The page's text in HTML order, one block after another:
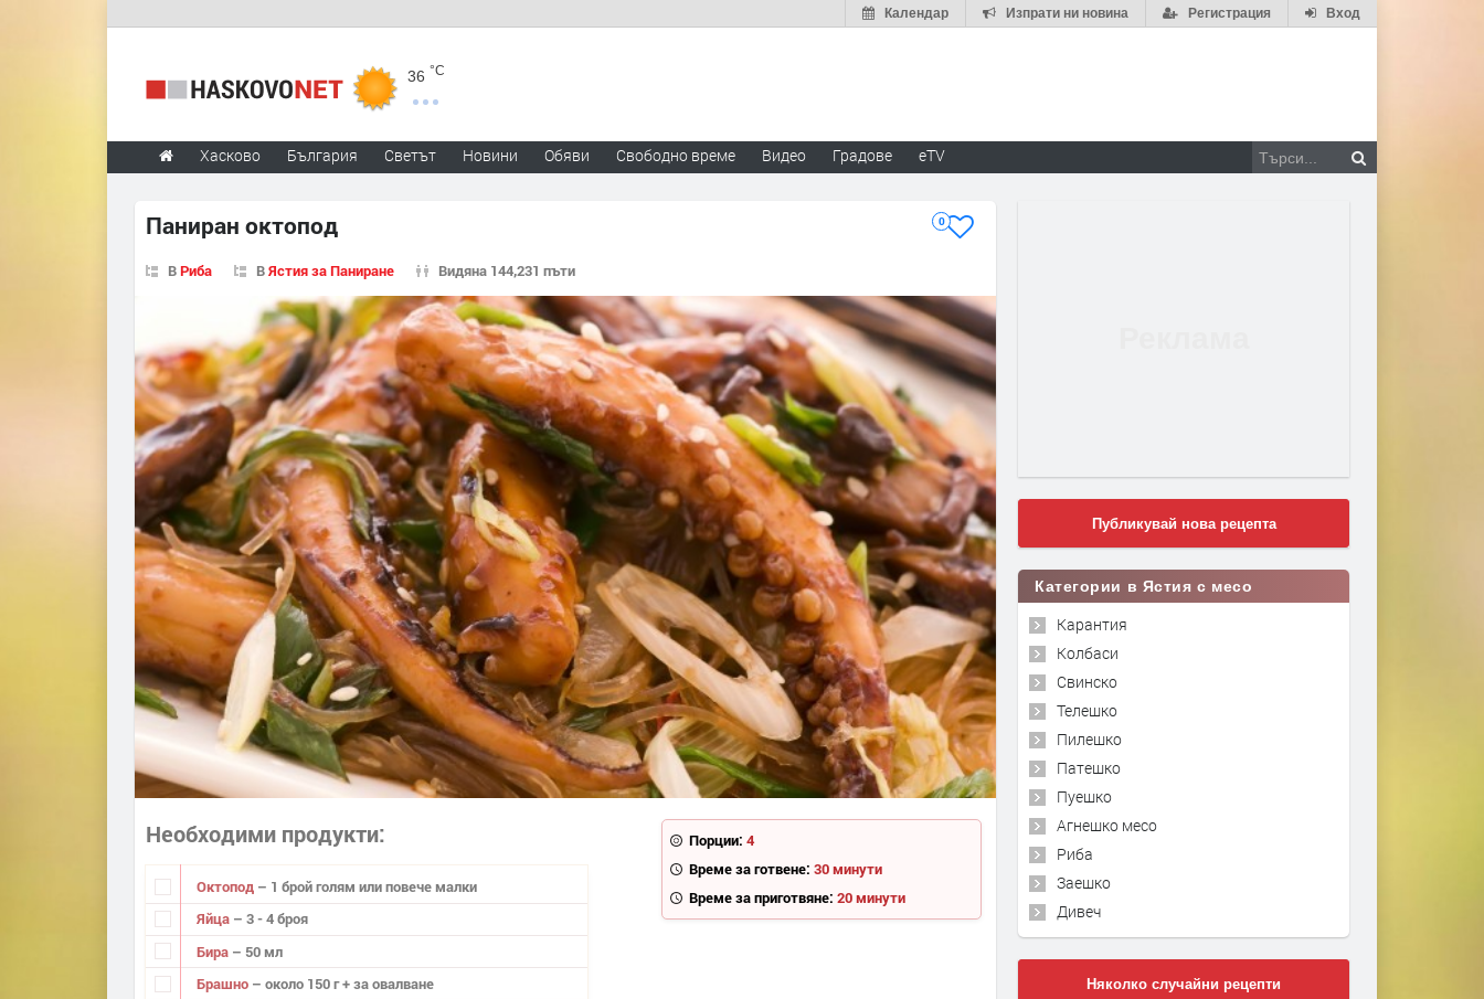
Вход
Регистрация
Изпрати ни новина
Календар
36 °C
Хасково България Светът Новини Обяви Свободно време Видео Градове eTV
Паниран октопод 0
ВРиба ВЯстия за Паниране Видяна 144,231 пъти
Порции: 4
Време за готвене: 30 минути
Време за приготвяне: 20 минути
Необходими продукти
Октопод – 1 брой голям или повече малки
Яйца – 3 - 4 броя
Бира – 50 мл
Брашно – около 150 г + за овалване
Публикувай нова рецепта
Категории в Ястия с месо
Карантия
Колбаси
Свинско
Телешко
Пилешко
Патешко
Пуешко
Агнешко месо
Риба
Заешко
Дивеч
Няколко случайни рецепти